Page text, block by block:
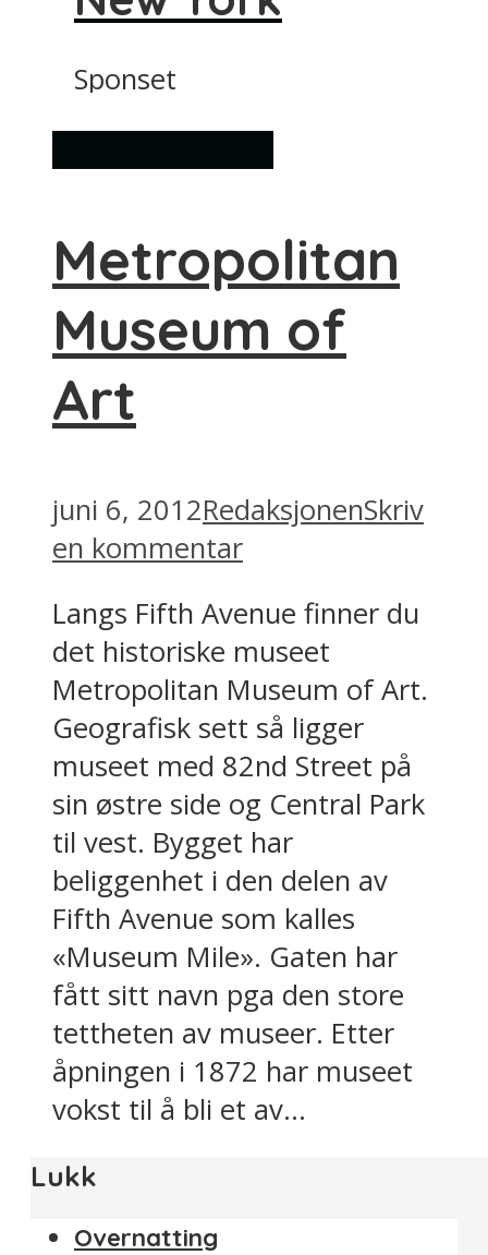
Sponset
Metropolitan
Museum of
Art
juni 6, 2012RedaksjonenSkriv
en kommentar
Langs Fifth Avenue finner du
det historiske museet
Metropolitan Museum of Art.
Geografisk sett så ligger
museet med 82nd Street på
sin østre side og Central Park
til vest. Bygget har
beliggenhet i den delen av
Fifth Avenue som kalles
«Museum Mile». Gaten har
fått sitt navn pga den store
tettheten av museer. Etter
åpningen i 1872 har museet
vokst til å bli et av...
Lukk
Overnatting